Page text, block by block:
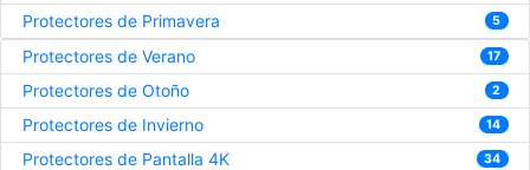
Protectores de Primavera 5
Protectores de Verano 17
Protectores de Otoño 2
Protectores de Invierno 14
Protectores de Pantalla 4K 34